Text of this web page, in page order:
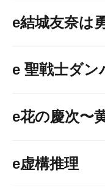
e結城友奈は
e 聖戦士ダン
e花の慶次〜
e虚構推理